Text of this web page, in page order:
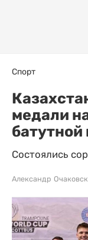
Спорт
медали
батутной
Состоялись
Александр